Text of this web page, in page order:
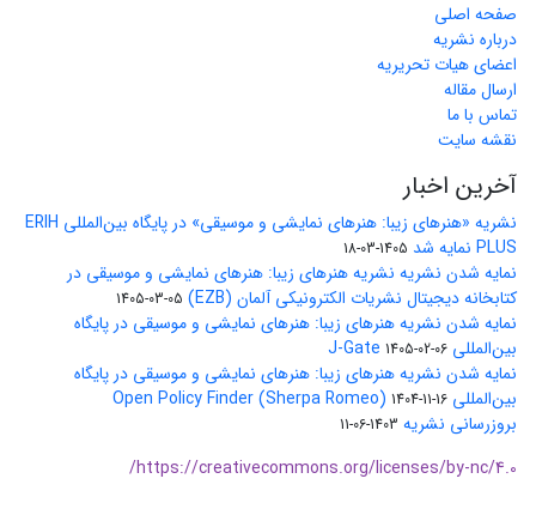
صفحه اصلی
درباره نشریه
اعضای هیات تحریریه
ارسال مقاله
تماس با ما
نقشه سایت
آخرین اخبار
نشریه «هنرهای زیبا: هنرهای نمایشی و موسیقی» در پایگاه بین‌المللی ERIH
PLUS نمایه شد
1405-03-18
نمایه شدن نشریه نشریه هنرهای زیبا: هنرهای نمایشی و موسیقی در
کتابخانه دیجیتال نشریات الکترونیکی آلمان (EZB)
1405-03-05
نمایه شدن نشریه هنرهای زیبا: هنرهای نمایشی و موسیقی در پایگاه
بین‌المللی J-Gate 1405-02-06
نمایه شدن نشریه هنرهای زیبا: هنرهای نمایشی و موسیقی در پایگاه
بین‌المللی Open Policy Finder (Sherpa Romeo) 1404-11-16
بروزرسانی نشریه 1403-06-11
https://creativecommons.org/licenses/by-nc/4.0/